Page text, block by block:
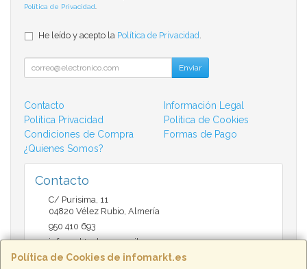
Política de Cookies de infomarkt.es
Política de Privacidad
He leído y acepto la Política de Privacidad
Enviar
Contacto
Información Legal
Política Privacidad
Política de Cookies
Condiciones de Compra
Formas de Pago
¿Quienes Somos?
Contacto
C/ Purisima, 11
04820 Vélez Rubio Almería
950 410 693
infomarktvelez@gmail.com